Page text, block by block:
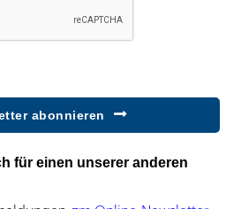
abonnieren
für einen unserer anderen